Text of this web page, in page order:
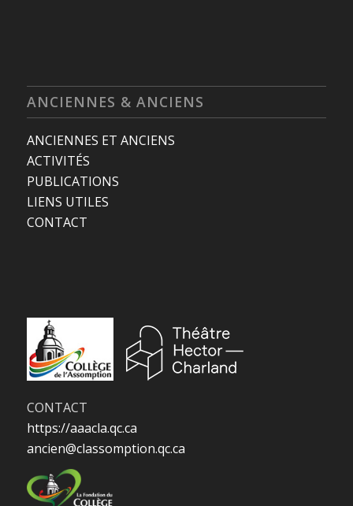
ANCIENNES & ANCIENS
ANCIENNES ET ANCIENS
ACTIVITÉS
PUBLICATIONS
LIENS UTILES
CONTACT
CONTACT
https://aaacla.qc.ca
ancien@classomption.qc.ca